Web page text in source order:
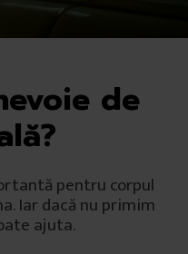
de
pentru corpul
Iar dacă nu primim
ajuta.